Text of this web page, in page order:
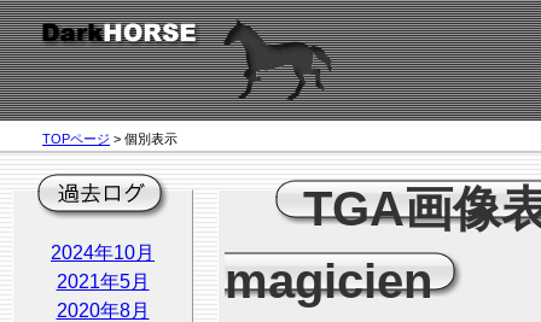
TOPページ > 個別表示
2024年10月
2021年5月
2020年8月
TGA画像
magicien